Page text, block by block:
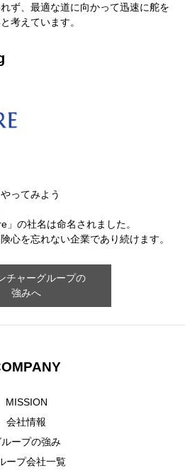
ず、最適な道に向かって迅速に舵を
考えています。
ってみよう
の社名は命名されました。
心を忘れない企業であり続けます。
チャーグループの
強みへ
MISSION
会社情報
ループの強み
ープ会社一覧